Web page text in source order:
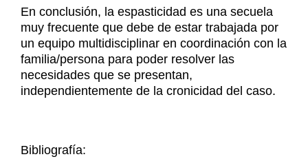
En conclusión, la espasticidad es una secuela
muy frecuente que debe de estar trabajada por
un equipo multidisciplinar en coordinación con la
familia/persona para poder resolver las
necesidades que se presentan,
independientemente de la cronicidad del caso.
Bibliografía: